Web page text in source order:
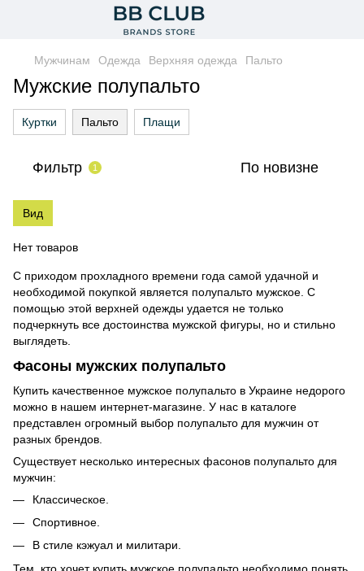
Мужчинам Одежда Верхняя одежда Пальто
Мужские полупальто
Куртки Пальто Плащи
Фильтр 1 По новизне
Вид
Нет товаров
С приходом прохладного времени года самой удачной и
необходимой покупкой является полупальто мужское. С
помощью этой верхней одежды удается не только
подчеркнуть все достоинства мужской фигуры, но и стильно
выглядеть.
Фасоны мужских полупальто
Купить качественное мужское полупальто в Украине недорого
можно в нашем интернет-магазине. У нас в каталоге
представлен огромный выбор полупальто для мужчин от
разных брендов.
Существует несколько интересных фасонов полупальто для
мужчин:
Классическое.
Спортивное.
В стиле кэжуал и милитари.
Тем, кто хочет купить мужское полупальто необходимо понять,